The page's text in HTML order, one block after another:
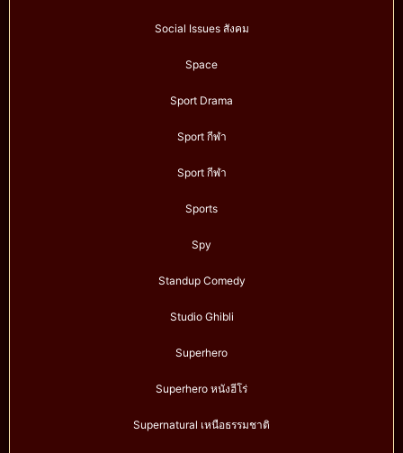
Social Issues สังคม
Space
Sport Drama
Sport กีฬา
Sport กีฬา
Sports
Spy
Standup Comedy
Studio Ghibli
Superhero
Superhero หนังฮีโร่
Supernatural เหนือธรรมชาติ